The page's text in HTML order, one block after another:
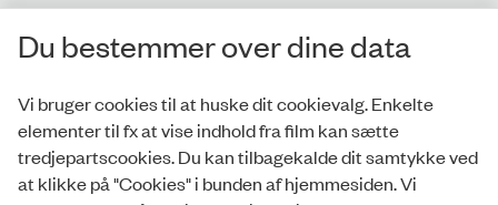
CVR-nr.: 77806113
EAN-nr.: 5798000016002
Privatlivspolitik
Whistleblowerordning
Du bestemmer over dine data
Vi bruger cookies til at huske dit cookievalg. Enkelte
elementer til fx at vise indhold fra film kan sætte
tredjepartscookies. Du kan tilbagekalde dit samtykke ved
at klikke på "Cookies" i bunden af hjemmesiden. Vi